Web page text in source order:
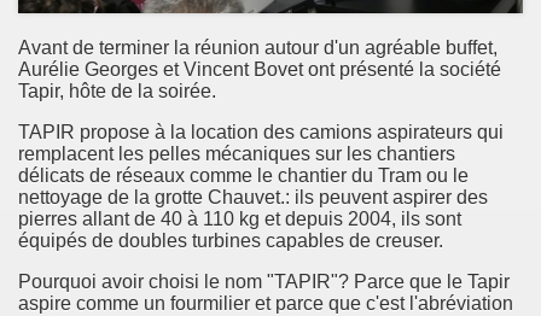
Avant de terminer la réunion autour d'un agréable buffet,
Aurélie Georges et Vincent Bovet ont présenté la société
Tapir, hôte de la soirée.
TAPIR propose à la location des camions aspirateurs qui
remplacent les pelles mécaniques sur les chantiers
délicats de réseaux comme le chantier du Tram ou le
nettoyage de la grotte Chauvet.: ils peuvent aspirer des
pierres allant de 40 à 110 kg et depuis 2004, ils sont
équipés de doubles turbines capables de creuser.
Pourquoi avoir choisi le nom "TAPIR"? Parce que le Tapir
aspire comme un fourmilier et parce que c'est l'abréviation